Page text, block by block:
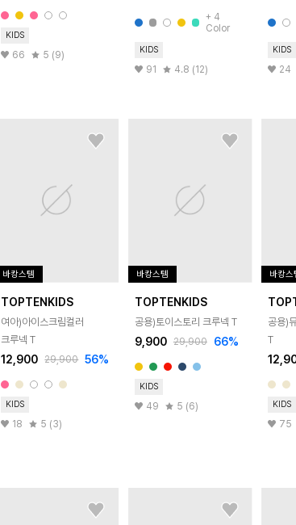
KIDS
66 5 (9)
+ 4
Color
KIDS
91 4.8 (12)
KIDS
24
바캉스템
TOPTENKIDS
여아)아이스크림컬러
크루넥 T
12,900 29,900 56%
KIDS
18 5 (3)
바캉스템
TOPTENKIDS
공용)토이스토리 크루넥 T
9,900 29,900 66%
KIDS
49 5 (6)
바캉스
공용)
T
KIDS
75